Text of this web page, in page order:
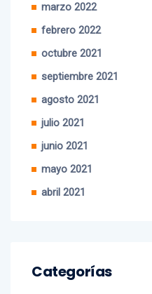
marzo 2022
febrero 2022
octubre 2021
septiembre 2021
agosto 2021
julio 2021
junio 2021
mayo 2021
abril 2021
Categorías